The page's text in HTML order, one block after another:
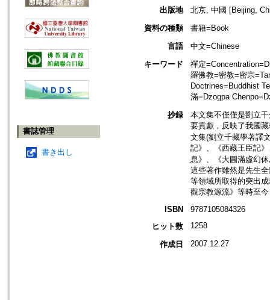
書誌管理
書き出し
出版地
北京, 中國 [Beijing,
資料の種類
書籍=Book
言語
中文=Chinese
キーワード
禪定
羅佛教=密教=密宗
Doctrines=Buddhist
滿=Dzogpa
抄録
本文集不僅僅是劉立
要貢獻，反映了我國
文集(劉立千藏學著譯
記》、《西藏王臣記
息》、《大圓滿虛幻
這些著作雖然是先生
等領域所取得的突出
觀宗教源流》等時至
ISBN
9787105084326
ヒット数
1258
作成日 2007.12.27